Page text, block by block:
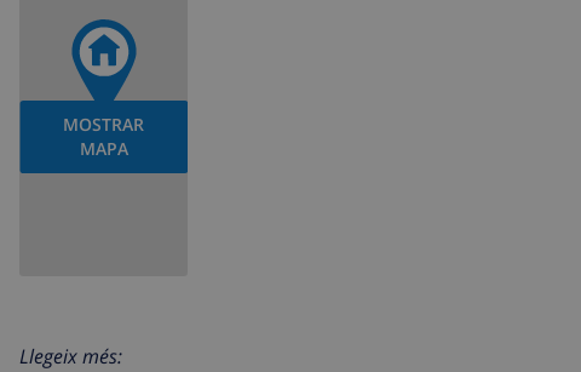
MOSTRAR
MAPA
Llegeix més: